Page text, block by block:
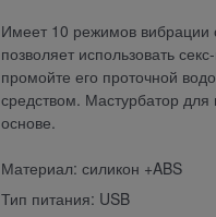
Имеет 10 режимов вибрации
позволяет использовать
промойте его проточной
средством. Мастурбатор для
основе.
Материал: силикон +ABS
Тип питания: USB